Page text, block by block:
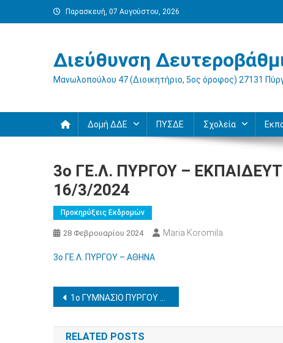
Μεταπηδήστε
στο
Παρασκευή, 07 Αυγούστου, 2026
Διεύθυνση
Μανωλοπούλου 47 (Διοικητήριο, 5ος όροφος) 27131
Δομή ΔΔΕ ΠΥΣΔΕ Σχολεία
3o ΓΕ.Λ. ΠΥΡΓΟΥ –
16/3/2024
Προκηρύξεις Εκδρομών
28 Φεβρουαρίου 2024 Maria Koromila
3ο ΓΕ.Λ. ΠΥΡΓΟΥ – ΑΘΗΝΑ
Πλοήγηση
άρθρων
1ο ΓΥΜΝΑΣΙΟ ΠΥΡΓΟΥ – ΕΠΑΝΑΠΡΟΚΗΡΥΞΗ – ΕΚΠΑΙΔΕΥΤΙΚΗ ΕΠΙΣΚΕΨΗ ΣΤΗ ΛΑΜΙΑ 8-10/3/2026
RELATED POSTS